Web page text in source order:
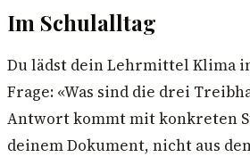
Im Schulalltag
Du lädst dein Lehrmittel Klima
Frage: «Was sind die drei
Antwort kommt mit konkreten
deinem Dokument, nicht aus